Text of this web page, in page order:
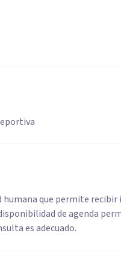
humana que permite
de agenda
es adecuado.